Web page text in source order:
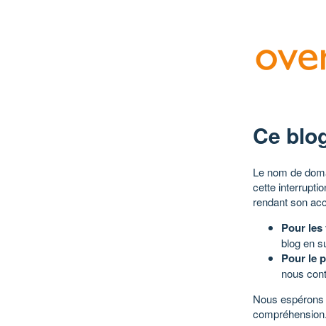
Ce
Le nom de
cette
rendant son
Pour
blog en
Pour le
nous
Nous
compréhension.